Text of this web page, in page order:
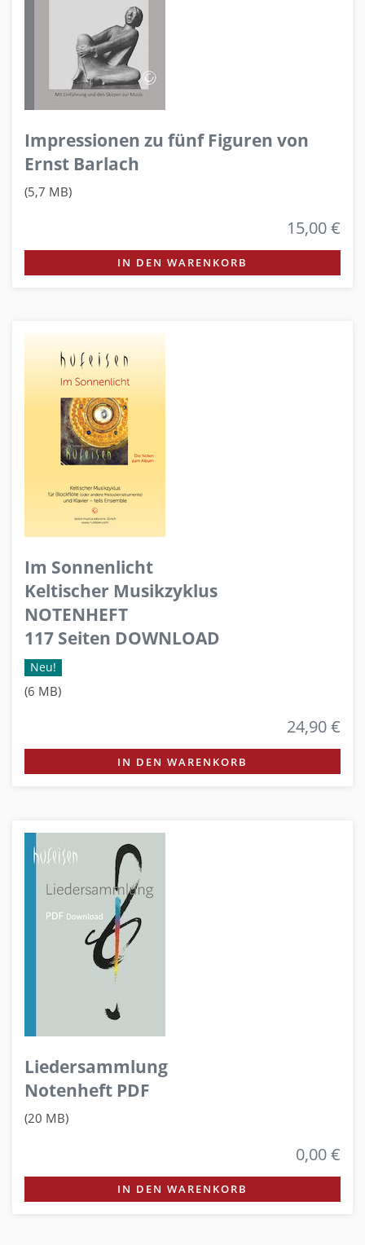
Impressionen zu fünf Figuren von
Ernst Barlach
(5,7 MB)
15,00 €
IN DEN WARENKORB
Im Sonnenlicht
Keltischer Musikzyklus
NOTENHEFT
117 Seiten DOWNLOAD
Neu!
(6 MB)
24,90 €
IN DEN WARENKORB
Liedersammlung
Notenheft PDF
(20 MB)
0,00 €
IN DEN WARENKORB